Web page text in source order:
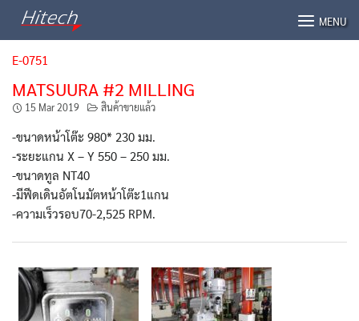
MENU
E-0751
MATSUURA #2 MILLING
15 Mar 2019 สินค้าขายแล้ว
-ขนาดหน้าโต๊ะ 980* 230 มม.
-ระยะแกน X – Y 550 – 250 มม.
-ขนาดทูล NT40
-มีฟีดเดินอัตโนมัตหน้าโต๊ะ1แกน
-ความเร็วรอบ70-2,525 RPM.